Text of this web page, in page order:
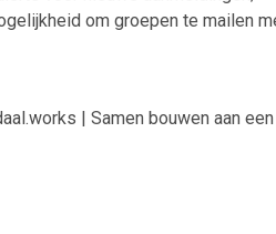
om groepen te mailen
| Samen bouwen aan